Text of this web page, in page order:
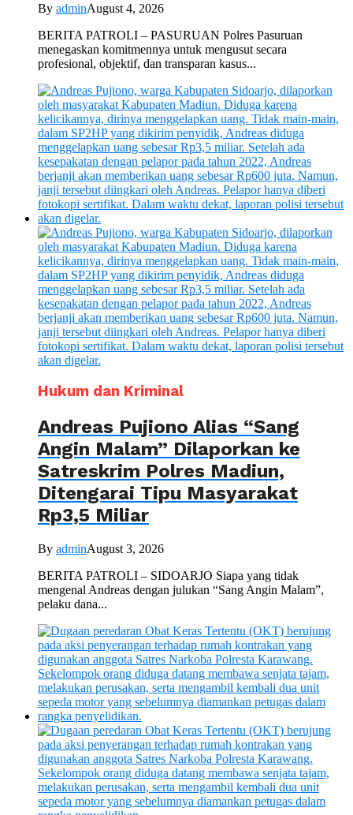
By adminAugust 4, 2026
BERITA PATROLI – PASURUAN Polres Pasuruan
menegaskan komitmennya untuk mengusut secara
profesional, objektif, dan transparan kasus...
Hukum dan Kriminal
Andreas Pujiono Alias “Sang
Angin Malam” Dilaporkan ke
Satreskrim Polres Madiun,
Ditengarai Tipu Masyarakat
Rp3,5 Miliar
By adminAugust 3, 2026
BERITA PATROLI – SIDOARJO Siapa yang tidak
mengenal Andreas dengan julukan “Sang Angin Malam”,
pelaku dana...